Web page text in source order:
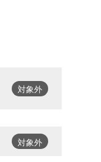
対象外
対象外